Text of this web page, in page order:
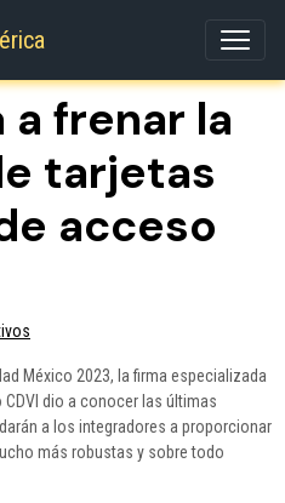
a frenar la
tarjetas
acceso
México 2023, la firma especializada
dio a conocer las últimas
a los integradores a proporcionar
más robustas y sobre todo